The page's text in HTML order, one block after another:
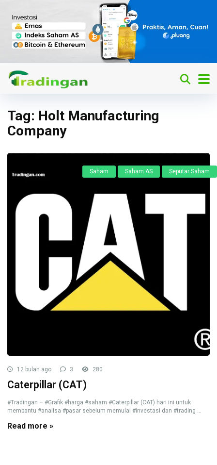
Tag: Holt Manufacturing
Company
Saham Saham AS Seputar Saham
12 bulan ago 3 280
Caterpillar (CAT)
#Tradingan – #Grafik #harga #saham #Caterpillar (CAT) hari ini untuk
membantu #analisa #pasar sebelum memulai #investasi dan #trading ...
Read more »